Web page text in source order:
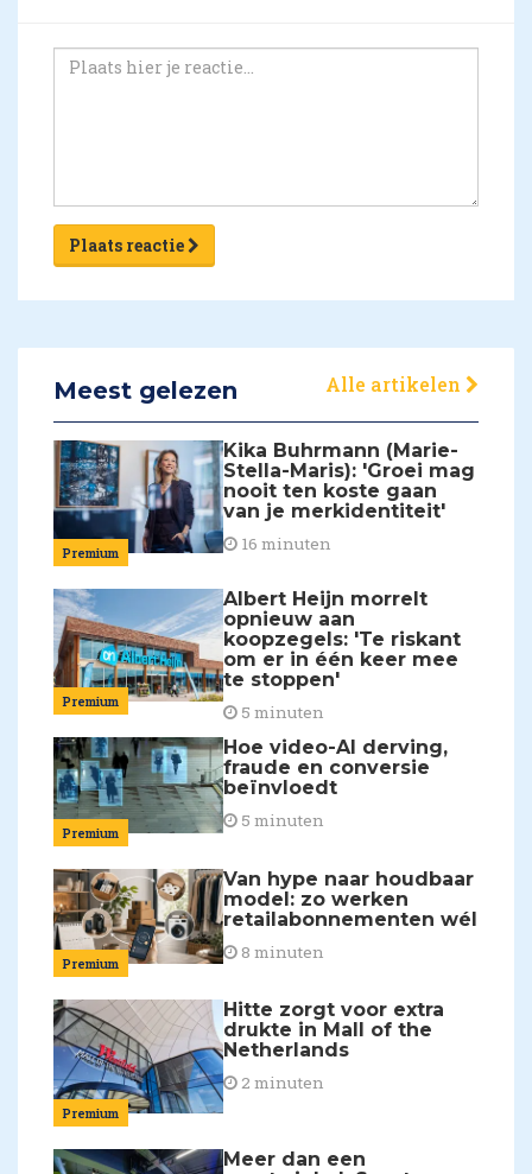
Plaats reactie
Meest gelezen Alle artikelen
Premium
Kika Buhrmann (Marie-
Stella-Maris): 'Groei mag
nooit ten koste gaan
van je merkidentiteit'
16 minuten
Premium
Albert Heijn morrelt
opnieuw aan
koopzegels: 'Te riskant
om er in één keer mee
te stoppen'
5 minuten
Premium
Hoe video-AI derving,
fraude en conversie
beïnvloedt
5 minuten
Premium
Van hype naar houdbaar
model: zo werken
retailabonnementen wél
8 minuten
Premium
Hitte zorgt voor extra
drukte in Mall of the
Netherlands
2 minuten
Meer dan een